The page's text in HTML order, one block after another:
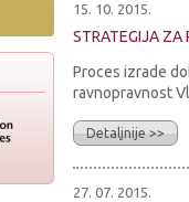
15. 10. 2015.
STRATEGIJA
Proces izrade
ravnopravnost
Detaljnije >>
27. 07. 2015.